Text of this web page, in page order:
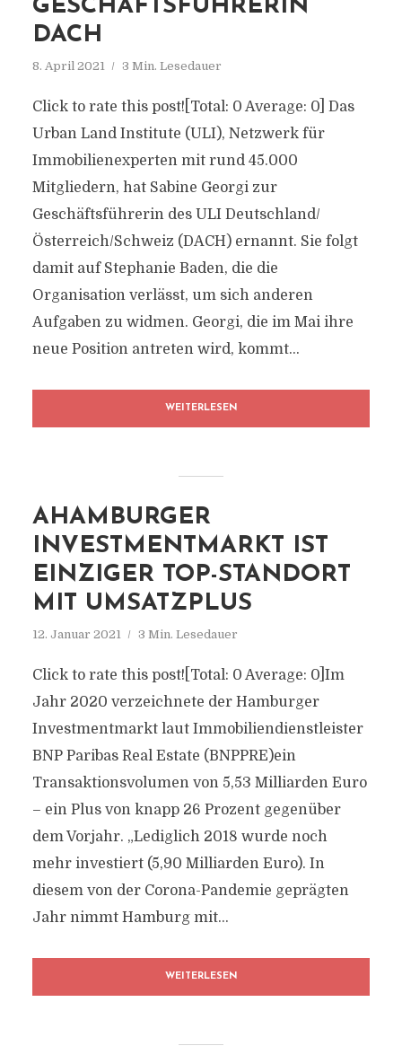
GESCHÄFTSFÜHRERIN
DACH
8. April 2021 3 Min. Lesedauer
Click to rate this post![Total: 0 Average: 0] Das
Urban Land Institute (ULI), Netzwerk für
Immobilienexperten mit rund 45.000
Mitgliedern, hat Sabine Georgi zur
Geschäftsführerin des ULI Deutschland/
Österreich/Schweiz (DACH) ernannt. Sie folgt
damit auf Stephanie Baden, die die
Organisation verlässt, um sich anderen
Aufgaben zu widmen. Georgi, die im Mai ihre
neue Position antreten wird, kommt...
WEITERLESEN
AHAMBURGER
INVESTMENTMARKT IST
EINZIGER TOP-STANDORT
MIT UMSATZPLUS
12. Januar 2021 3 Min. Lesedauer
Click to rate this post![Total: 0 Average: 0]Im
Jahr 2020 verzeichnete der Hamburger
Investmentmarkt laut Immobiliendienstleister
BNP Paribas Real Estate (BNPPRE)ein
Transaktionsvolumen von 5,53 Milliarden Euro
– ein Plus von knapp 26 Prozent gegenüber
dem Vorjahr. „Lediglich 2018 wurde noch
mehr investiert (5,90 Milliarden Euro). In
diesem von der Corona-Pandemie geprägten
Jahr nimmt Hamburg mit...
WEITERLESEN